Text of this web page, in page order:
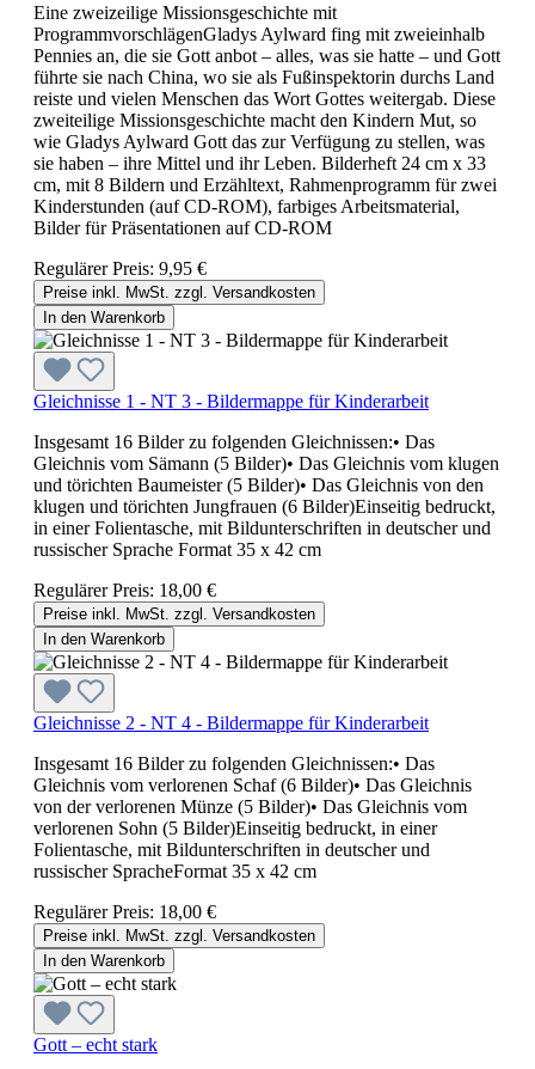
Eine zweizeilige Missionsgeschichte mit
ProgrammvorschlägenGladys Aylward fing mit zweieinhalb
Pennies an, die sie Gott anbot – alles, was sie hatte – und Gott
führte sie nach China, wo sie als Fußinspektorin durchs Land
reiste und vielen Menschen das Wort Gottes weitergab. Diese
zweiteilige Missionsgeschichte macht den Kindern Mut, so
wie Gladys Aylward Gott das zur Verfügung zu stellen, was
sie haben – ihre Mittel und ihr Leben. Bilderheft 24 cm x 33
cm, mit 8 Bildern und Erzähltext, Rahmenprogramm für zwei
Kinderstunden (auf CD-ROM), farbiges Arbeitsmaterial,
Bilder für Präsentationen auf CD-ROM
Regulärer Preis: 9,95 €
Preise inkl. MwSt. zzgl. Versandkosten
In den Warenkorb
Gleichnisse 1 - NT 3 - Bildermappe für Kinderarbeit
Insgesamt 16 Bilder zu folgenden Gleichnissen:• Das
Gleichnis vom Sämann (5 Bilder)• Das Gleichnis vom klugen
und törichten Baumeister (5 Bilder)• Das Gleichnis von den
klugen und törichten Jungfrauen (6 Bilder)Einseitig bedruckt,
in einer Folientasche, mit Bildunterschriften in deutscher und
russischer Sprache Format 35 x 42 cm
Regulärer Preis: 18,00 €
Preise inkl. MwSt. zzgl. Versandkosten
In den Warenkorb
Gleichnisse 2 - NT 4 - Bildermappe für Kinderarbeit
Insgesamt 16 Bilder zu folgenden Gleichnissen:• Das
Gleichnis vom verlorenen Schaf (6 Bilder)• Das Gleichnis
von der verlorenen Münze (5 Bilder)• Das Gleichnis vom
verlorenen Sohn (5 Bilder)Einseitig bedruckt, in einer
Folientasche, mit Bildunterschriften in deutscher und
russischer SpracheFormat 35 x 42 cm
Regulärer Preis: 18,00 €
Preise inkl. MwSt. zzgl. Versandkosten
In den Warenkorb
Gott – echt stark